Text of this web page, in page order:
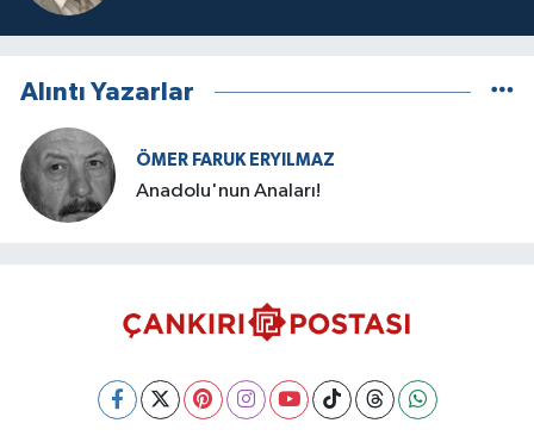
Alıntı Yazarlar
ÖMER FARUK ERYILMAZ
Anadolu'nun Anaları!